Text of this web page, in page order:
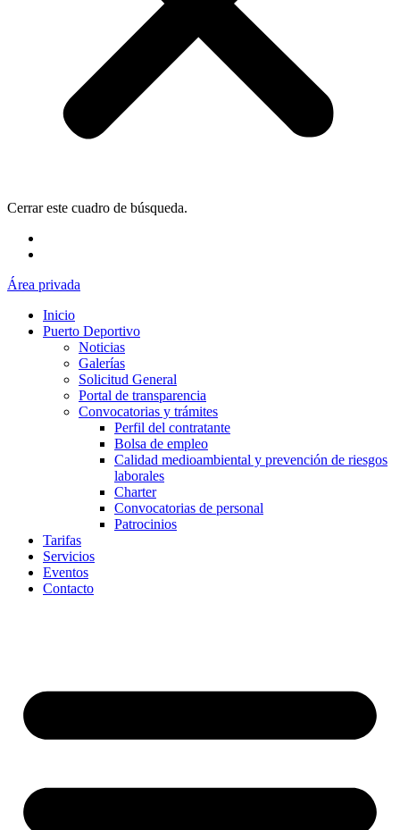
Cerrar este cuadro de búsqueda.
Área privada
Inicio
Puerto Deportivo
Noticias
Galerías
Solicitud General
Portal de transparencia
Convocatorias y trámites
Perfil del contratante
Bolsa de empleo
Calidad medioambiental y prevención de riesgos
laborales
Charter
Convocatorias de personal
Patrocinios
Tarifas
Servicios
Eventos
Contacto